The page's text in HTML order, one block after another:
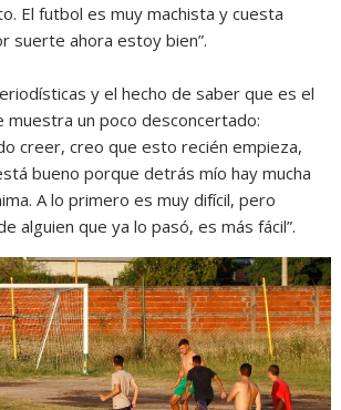
El futbol es muy machista y cuesta
suerte ahora estoy bien”.
y el hecho de saber que es el
muestra un poco desconcertado:
creer, creo que esto recién empieza,
bueno porque detrás mío hay mucha
A lo primero es muy difícil, pero
alguien que ya lo pasó, es más fácil”.